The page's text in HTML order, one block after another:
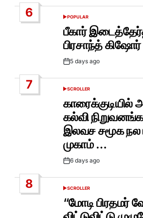
6
POSTED
IN
POPULAR
பீகார்
பிரசாந்த்
Post5 days ago
7
POSTED
SCROLLER
காரைக்குடியில்
கல்வி
இலவச சமூக நல
முகாம் …
Post6 days ago
8
POSTED
IN
SCROLLER
“மோடி பிரதமர்